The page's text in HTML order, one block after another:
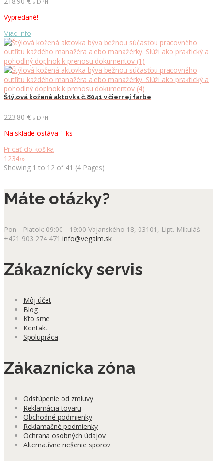
s DPH
Vypredané!
Viac info
Štýlová kožená aktovka č.8041 v čiernej farbe
223.80 € s DPH
Na sklade ostáva 1 ks
Pridať do košíka
1 234›»
Showing 1 to 12 of 41 (4 Pages)
Máte otázky?
Pon - Piatok: 09:00 - 19:00 Vajanského 18, 03101, Lipt. Mikuláš
+421 903 274 471 info@vegalm.sk
Zákaznícky servis
Môj účet
Blog
Kto sme
Kontakt
Spolupráca
Zákaznícka zóna
Odstúpenie od zmluvy
Reklamácia tovaru
Obchodné podmienky
Reklamačné podmienky
Ochrana osobných údajov
Alternatívne riešenie sporov